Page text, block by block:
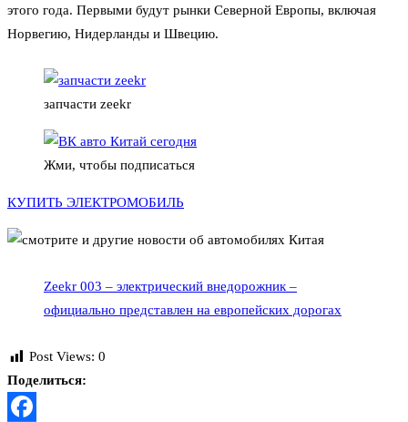
этого года. Первыми будут рынки Северной Европы, включая
Норвегию, Нидерланды и Швецию.
запчасти zeekr
Жми, чтобы подписаться
КУПИТЬ ЭЛЕКТРОМОБИЛЬ
Zeekr 003 – электрический внедорожник –
официально представлен на европейских дорогах
Post Views: 0
Поделиться: